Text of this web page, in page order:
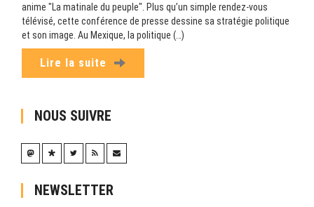
anime "La matinale du peuple". Plus qu’un simple rendez-vous
télévisé, cette conférence de presse dessine sa stratégie politique
et son image. Au Mexique, la politique (…)
Lire la suite
NOUS SUIVRE
NEWSLETTER